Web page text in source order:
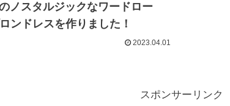
ノスタルジックなワードロー
ンドレスを作りました！
2023.04.01
スポンサーリンク